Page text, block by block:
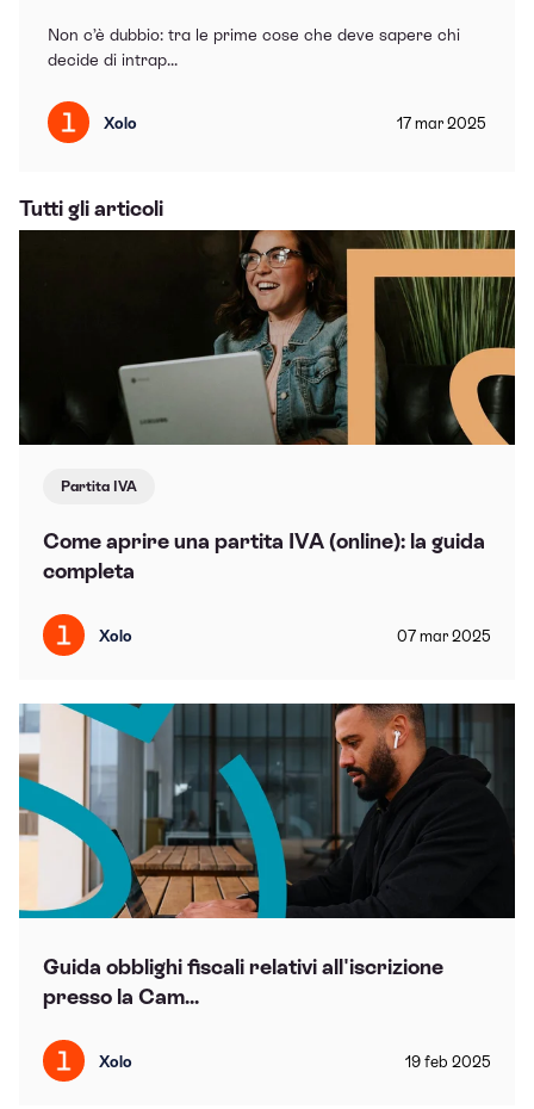
Non c’è dubbio: tra le prime cose che deve sapere chi
decide di intrap...
Xolo 17 mar 2025
Tutti gli articoli
Partita IVA
Come aprire una partita IVA (online): la guida
completa
Xolo 07 mar 2025
Guida obblighi fiscali relativi all'iscrizione
presso la Cam...
Xolo 19 feb 2025